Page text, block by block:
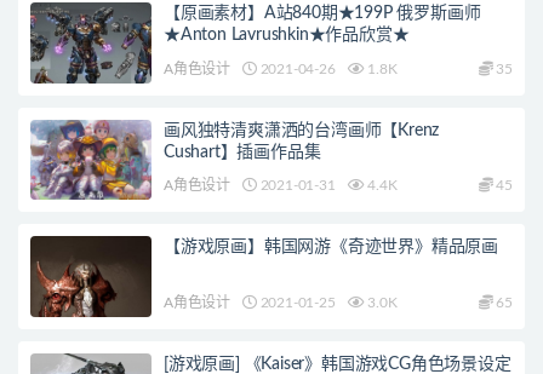
【原画素材】A站840期★199P 俄罗斯画师
★Anton Lavrushkin★作品欣赏★
A角色设计 2021-04-26 1.8K 35
画风独特清爽潇洒的台湾画师【Krenz
Cushart】插画作品集
A角色设计 2021-01-31 4.4K 45
【游戏原画】韩国网游《奇迹世界》精品原画
A角色设计 2021-01-25 3.0K 65
[游戏原画] 《Kaiser》韩国游戏CG角色场景设定